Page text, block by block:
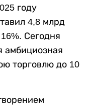
году
4,8 млрд
Сегодня
амбициозная
торговлю до 10